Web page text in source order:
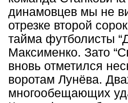
динамовцев мы не
отрезке второй
тайма футболисты
Максименко. Зато
вновь отметился
воротам Лунёва.
многообещающих